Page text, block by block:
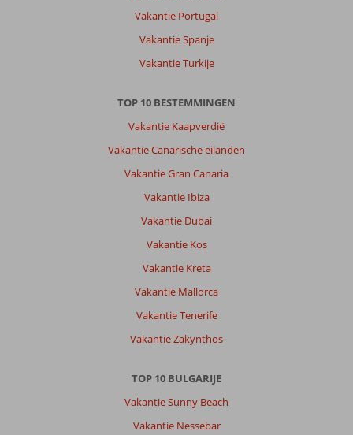
Vakantie Portugal
Vakantie Spanje
Vakantie Turkije
TOP 10 BESTEMMINGEN
Vakantie Kaapverdië
Vakantie Canarische eilanden
Vakantie Gran Canaria
Vakantie Ibiza
Vakantie Dubai
Vakantie Kos
Vakantie Kreta
Vakantie Mallorca
Vakantie Tenerife
Vakantie Zakynthos
TOP 10 BULGARIJE
Vakantie Sunny Beach
Vakantie Nessebar